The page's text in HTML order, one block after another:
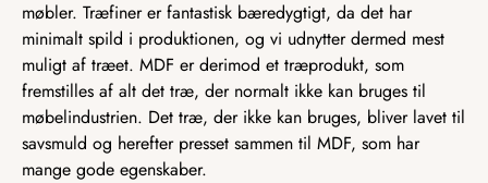
møbler. Træfiner er fantastisk bæredygtigt, da det har
minimalt spild i produktionen, og vi udnytter dermed mest
muligt af træet. MDF er derimod et træprodukt, som
fremstilles af alt det træ, der normalt ikke kan bruges til
møbelindustrien. Det træ, der ikke kan bruges, bliver lavet til
savsmuld og herefter presset sammen til MDF, som har
mange gode egenskaber.